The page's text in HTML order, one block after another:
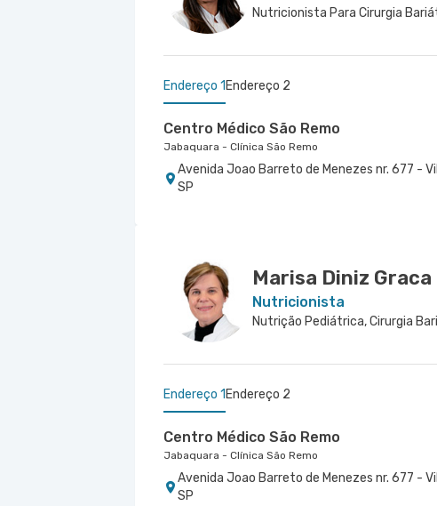
Nutricionista Para Cirurgia
Endereço 1 Endereço 2
Centro Médico São Remo
Jabaquara - Clínica São Remo
Avenida Joao Barreto de Menezes nr. 677 -
SP
Marisa Diniz Graca
Nutricionista
Endereço 1 Endereço 2
Centro Médico São Remo
Jabaquara - Clínica São Remo
Avenida Joao Barreto de Menezes nr. 677 -
SP